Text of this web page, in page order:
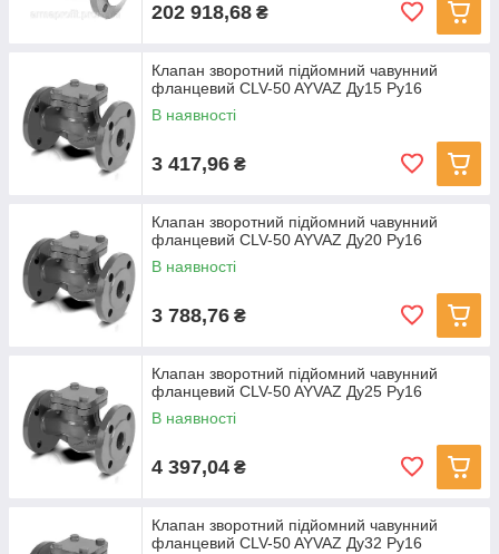
202 918,68 ₴
Клапан зворотний підйомний чавунний
фланцевий CLV-50 AYVAZ Ду15 Ру16
В наявності
3 417,96 ₴
Клапан зворотний підйомний чавунний
фланцевий CLV-50 AYVAZ Ду20 Ру16
В наявності
3 788,76 ₴
Клапан зворотний підйомний чавунний
фланцевий CLV-50 AYVAZ Ду25 Ру16
В наявності
4 397,04 ₴
Клапан зворотний підйомний чавунний
фланцевий CLV-50 AYVAZ Ду32 Ру16